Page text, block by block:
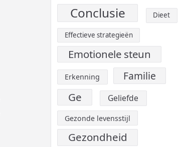
Conclusie Dieet
Effectieve strategieën
Emotionele steun
Erkenning Familie
Ge Geliefde
Gezonde levensstijl
Gezondheid